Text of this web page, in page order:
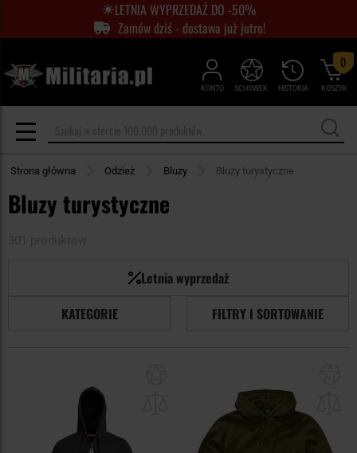
LETNIA WYPRZEDAŻ DO -50%
Zamów dziś - dostawa już jutro!
KONTO HISTORIA
SCHOWEK KOSZYK
0
Strona główna Odzież Bluzy Bluzy turystyczne
Bluzy turystyczne
Letnia wyprzedaż
KATEGORIE
FILTRY I SORTOWANIE